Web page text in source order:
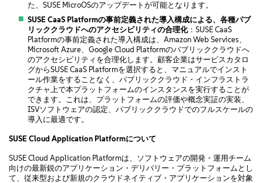
た、SUSE MicroOSのアップデートが可能となります。
SUSE CaaS Platformの事前定義された導入構成による、各種パブ
リッククラウドへのアクセシビリティの合理化：SUSE CaaS
Platformの事前定義された導入構成は、Amazon Web Services、
Microsoft Azure、Google Cloud Platformのパブリッククラウドへ
のアクセシビリティを合理化します。顧客企業はサービスカタロ
グからSUSE CaaS Platformを選択すると、マニュアルでインスト
ール作業をすることなく、パブリッククラウド・インフラストラ
クチャ上で本プラットフォームのインスタンスを実行することが
できます。これは、プラットフォームの評価や概念実証の実装、
ISVソフトウェアの認定、パブリッククラウドでのフルスケールの
導入に最適です。
SUSE Cloud Application Platformについて
SUSE Cloud Application Platformは、ソフトウェアの開発・運用チーム
向けの最新鋭のアプリケーション・デリバリー・プラットフォームとし
て、従来型および新規のクラウドネイティブ・アプリケーションを対象